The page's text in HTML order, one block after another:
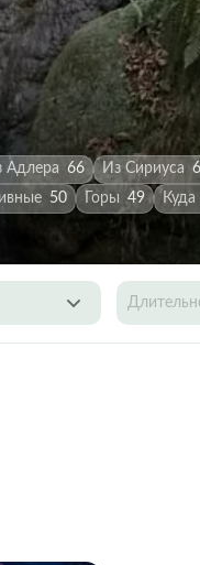
Адлера 66 Из Сириуса
50 Горы 49